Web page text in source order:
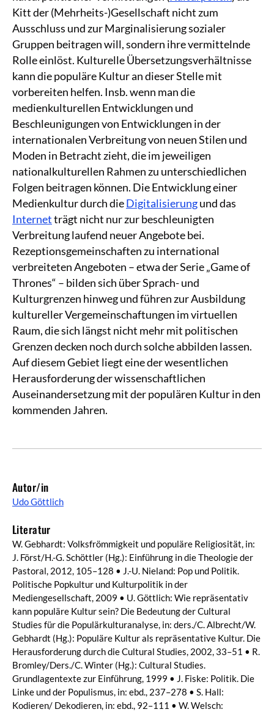
Kitt der (Mehrheits-)Gesellschaft nicht zum
Ausschluss und zur Marginalisierung sozialer
Gruppen beitragen will, sondern ihre vermittelnde
Rolle einlöst. Kulturelle Übersetzungsverhältnisse
kann die populäre Kultur an dieser Stelle mit
vorbereiten helfen. Insb. wenn man die
medienkulturellen Entwicklungen und
Beschleunigungen von Entwicklungen in der
internationalen Verbreitung von neuen Stilen und
Moden in Betracht zieht, die im jeweiligen
nationalkulturellen Rahmen zu unterschiedlichen
Folgen beitragen können. Die Entwicklung einer
Medienkultur durch dieDigitalisierungund das
Internetträgt nicht nur zur beschleunigten
Verbreitung laufend neuer Angebote bei.
Rezeptionsgemeinschaften zu international
verbreiteten Angeboten – etwa der Serie „Game of
Thrones“ – bilden sich über Sprach- und
Kulturgrenzen hinweg und führen zur Ausbildung
kultureller Vergemeinschaftungen im virtuellen
Raum, die sich längst nicht mehr mit politischen
Grenzen decken noch durch solche abbilden lassen.
Auf diesem Gebiet liegt eine der wesentlichen
Herausforderung der wissenschaftlichen
Auseinandersetzung mit der populären Kultur in den
kommenden Jahren.
Autor/in
Udo Göttlich
Literatur
W. Gebhardt: Volksfrömmigkeit und populäre Religiosität, in:
J. Först/H.-G. Schöttler (Hg.): Einführung in die Theologie der
Pastoral, 2012, 105–128 • J.-U. Nieland: Pop und Politik.
Politische Popkultur und Kulturpolitik in der
Mediengesellschaft, 2009 • U. Göttlich: Wie repräsentativ
kann populäre Kultur sein? Die Bedeutung der Cultural
Studies für die Populärkulturanalyse, in: ders./C. Albrecht/W.
Gebhardt (Hg.): Populäre Kultur als repräsentative Kultur. Die
Herausforderung durch die Cultural Studies, 2002, 33–51 • R.
Bromley/Ders./C. Winter (Hg.): Cultural Studies.
Grundlagentexte zur Einführung, 1999 • J. Fiske: Politik. Die
Linke und der Populismus, in: ebd., 237–278 • S. Hall:
Kodieren/ Dekodieren, in: ebd., 92–111 • W. Welsch: